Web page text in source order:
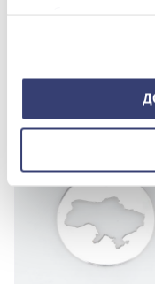
Немає в наявності